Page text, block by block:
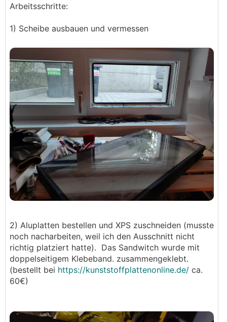
Arbeitsschritte:
1) Scheibe ausbauen und vermessen
2) Aluplatten bestellen und XPS zuschneiden (musste
noch nacharbeiten, weil ich den Ausschnitt nicht
richtig platziert hatte). Das Sandwitch wurde mit
doppelseitigem Klebeband. zusammengeklebt.
(bestellt bei https://kunststoffplattenonline.de/ ca.
60€)